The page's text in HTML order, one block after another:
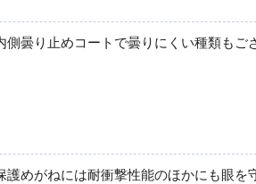
曇り止めコートで曇りにくい種類もご
めがねには耐衝撃性能のほかにも眼を